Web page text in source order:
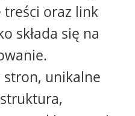
treści oraz link
składa się na
stron, unikalne